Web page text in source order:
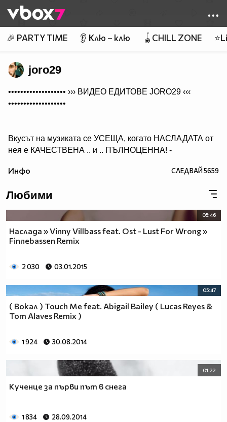
👾
🎉 PARTY TIME 👂 Клю – клю 🪀CHILL ZONE
joro29
••••••••••••••••••• ››› ВИДЕО ЕДИТОВЕ JORO29 ‹‹‹
•••••••••••••••••••
Вкусът на музиката се УСЕЩА, когато НАСЛАДАТА от
нея е КАЧЕСТВЕНА .. и .. ПЪЛНОЦЕННА! -
( ако желаеш да получиш нещо, което ще слушаш с
Инфо СЛЕДВАЙ5659
Любими
05:46
Наслада » Vinny Villbass feat. Ost - Lust For Wrong »
Finnebassen Remix
2 030 03.01.2015
05:47
( Вокал ) Touch Me feat. Abigail Bailey ( Lucas Reyes &
Tom Alaves Remix )
1 924 30.08.2014
01:22
Kученце за първи път в снега
1 834 28.09.2014